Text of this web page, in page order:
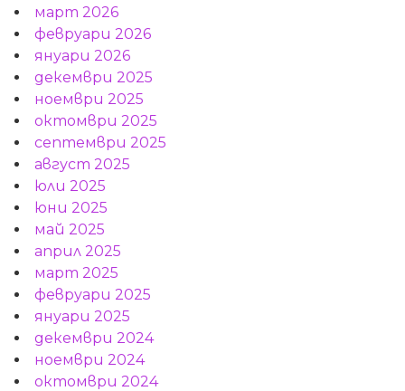
март 2026
февруари 2026
януари 2026
декември 2025
ноември 2025
октомври 2025
септември 2025
август 2025
юли 2025
юни 2025
май 2025
април 2025
март 2025
февруари 2025
януари 2025
декември 2024
ноември 2024
октомври 2024